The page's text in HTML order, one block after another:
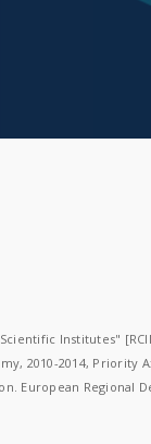
Institutes"
2010-2014, Priority
European Regional